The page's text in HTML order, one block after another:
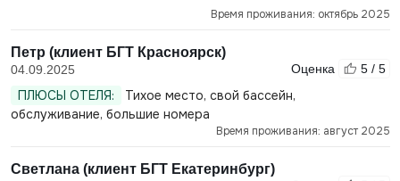
Время проживания: октябрь 2025
Петр (клиент БГТ Красноярск)
04.09.2025 Оценка 5 / 5
ПЛЮСЫ ОТЕЛЯ:
Тихое место, свой бассейн,
обслуживание, большие номера
Время проживания: август 2025
Светлана (клиент БГТ Екатеринбург)